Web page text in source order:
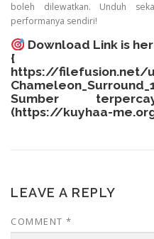
boleh dilewatkan. Unduh
performanya sendiri!
Download Link is
{
https://filefusion.net/
Sumber
(https://kuyhaa-
LEAVE A REPLY
COMMENT *